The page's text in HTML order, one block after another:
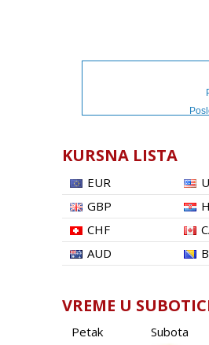
KURSNA LISTA
EUR
GBP
CHF
AUD
VREME U
Petak Subota